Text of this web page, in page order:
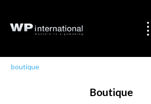
boutique
Boutique